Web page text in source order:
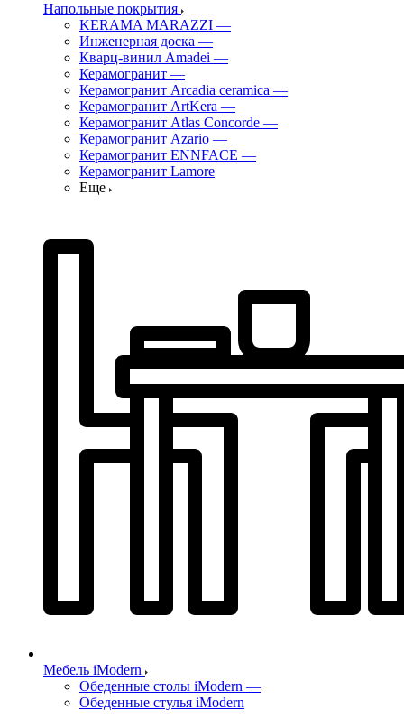
Напольные покрытия
KERAMA MARAZZI —
Инженерная доска —
Кварц-винил Amadei —
Керамогранит —
Керамогранит Arcadia ceramica —
Керамогранит ArtKera —
Керамогранит Atlas Concorde —
Керамогранит Azario —
Керамогранит ENNFACE —
Керамогранит Lamore
Еще
Мебель iModern
Обеденные столы iModern —
Обеденные стулья iModern